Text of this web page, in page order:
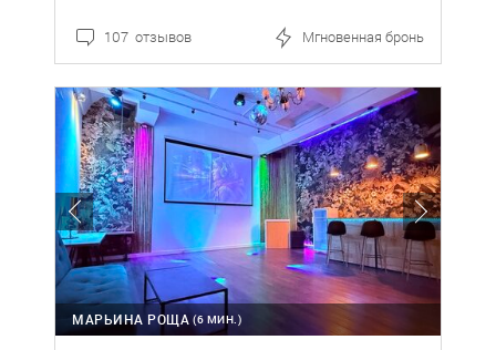
107 отзывов Мгновенная бронь
(6 МИН.)
МАРЬИНА РОЩА